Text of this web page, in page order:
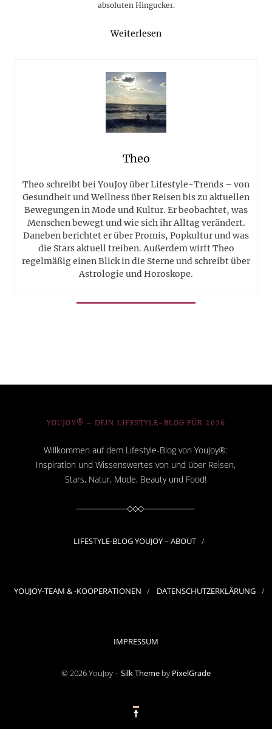
absoluten Hingucker.
Weiterlesen
Theo
Theo schreibt bei YouJoy über Lifestyle-Trends – von
Gesundheit und Wellness über Reisen bis zu aktuellen
Bewegungen in Mode und Kultur. Er beobachtet, was
Menschen bewegt und wie sich ihr Alltag verändert.
Daneben berichtet er über Promis, Popkultur und was
die Stars aktuell treiben. Außerdem wirft Theo
regelmäßig einen Blick in die Sterne und schreibt über
Astrologie und Horoskope.
YOUJOY® – DEIN LIFESTYLE-BLOG FÜR 2026
Willkommen auf dem Lifestyle-Blog von YouJoy®:
Inspiration und Wissenswertes von und über Reisen,
Stars, Natur, Mode, Beauty und Food!
LIFESTYLE-BLOG YOUJOY – ABOUT
YOUJOY-TEAM & -KOOPERATIONEN DATENSCHUTZERKLÄRUNG
IMPRESSUM
© 2026 YouJoy – Silk Theme by PixelGrade